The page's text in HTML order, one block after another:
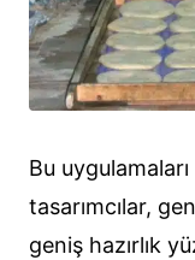
Bu
tasarımcılar,
geniş hazırlık